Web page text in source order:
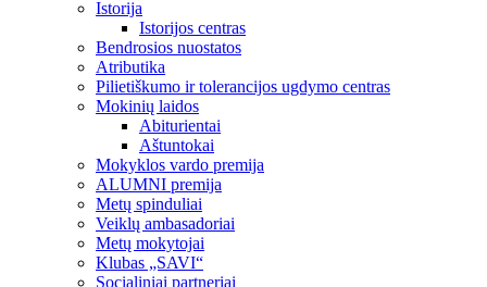
Istorija
Istorijos centras
Bendrosios nuostatos
Atributika
Pilietiškumo ir tolerancijos ugdymo centras
Mokinių laidos
Abiturientai
Aštuntokai
Mokyklos vardo premija
ALUMNI premija
Metų spinduliai
Veiklų ambasadoriai
Metų mokytojai
Klubas „SAVI“
Socialiniai partneriai